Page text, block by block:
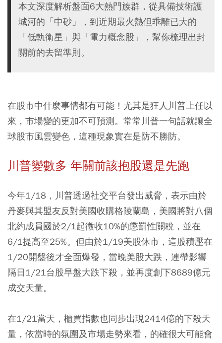
本文深度解析盤面6大熱門族群，從具備技術護
城河的「中砂」，到近期最火熱但乖離已大的
「低軌衛星」與「電力概念股」，幫你梳理出封
關前的去留準則。
在股市中什麼事情都有可能！尤其是狂人川普上任以
來，市場變的更加不可預測。常常川普一句話就讓全
球股市風雲變色，這種現象實在是防不勝防。
川普變數多 年關前該抱股還是先跑
今年1/18，川普透過社交平台發出威脅，表示由於
丹麥與其盟友反對美國收購格陵蘭島，美國將對八個
北約成員國於2/1起徵收10%的懲罰性關稅，並在
6/1提高至25%。但由於1/19美股休市，這股積壓在
1/20開盤後才全面爆發，當晚美股大跌，連帶影響
隔日1/21台股早盤大跌下殺，並再度創下8689億元
成交天量。
在1/21當天，櫃買指數也同步出現2414億的下殺天
量，依當時的氛圍及市場走勢來看，的確很大可能會